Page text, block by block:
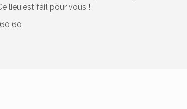
lieu est fait pour vous !
60